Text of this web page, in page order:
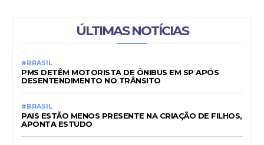
ÚLTIMAS NOTÍCIAS
#BRASIL
PMS DETÊM MOTORISTA DE ÔNIBUS EM SP APÓS
DESENTENDIMENTO NO TRÂNSITO
#BRASIL
PAIS ESTÃO MENOS PRESENTE NA CRIAÇÃO DE FILHOS,
APONTA ESTUDO